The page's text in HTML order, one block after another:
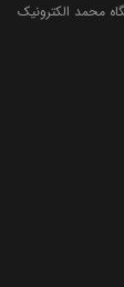
محمد الکترونیک